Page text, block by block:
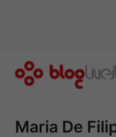
Maria De